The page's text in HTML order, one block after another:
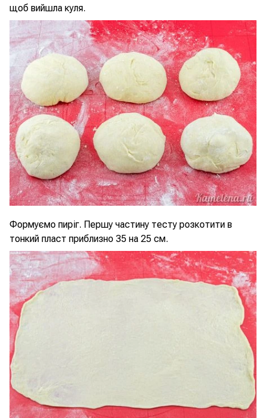
щоб вийшла куля.
Формуємо пиріг. Першу частину тесту розкотити в
тонкий пласт приблизно 35 на 25 см.